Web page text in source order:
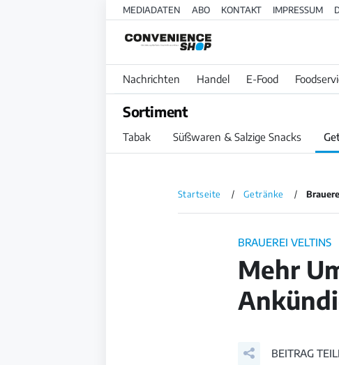
MEDIADATEN ABO KONTAKT IMPRESSUM
Nachrichten Handel E-Food
Sortiment
Tabak Süßwaren & Salzige Snacks
Startseite Getränke
BRAUEREI VELTINS
Mehr
BEITRAG